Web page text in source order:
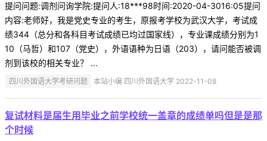
提问问题:调剂问询学院:提问人:18***98时间:2020-04-3016:05提问
内容:老师好，我是党史专业的考生，原报考学校为武汉大学，考试成
绩344（总分和各科目考试成绩已均过国家线），专业课成绩分别为1
10（马哲）和107（党史），外语语种为日语（203），请问能否被调
剂到该校的相关专业？ ...
四川外国语大学考研问题 本站小编 四川外国语大学 2022-11-08
复试材料是届生用毕业之前学校统一盖章的成绩单吗但是是那
个时候